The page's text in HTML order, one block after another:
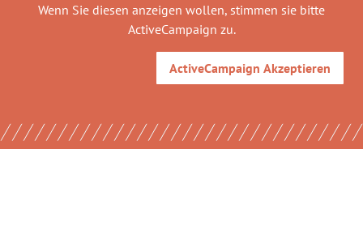
Wenn Sie diesen anzeigen wollen, stimmen sie bitte
ActiveCampaign zu.
ActiveCampaign Akzeptieren